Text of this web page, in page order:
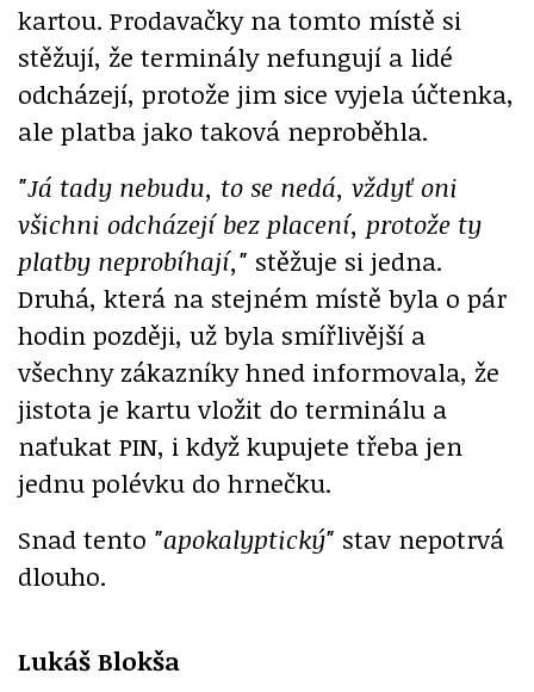
kartou. Prodavačky na tomto místě si
stěžují, že terminály nefungují a lidé
odcházejí, protože jim sice vyjela účtenka,
ale platba jako taková neproběhla.
"Já tady nebudu, to se nedá, vždyť oni
všichni odcházejí bez placení, protože ty
platby neprobíhají," stěžuje si jedna.
Druhá, která na stejném místě byla o pár
hodin později, už byla smířlivější a
všechny zákazníky hned informovala, že
jistota je kartu vložit do terminálu a
naťukat PIN, i když kupujete třeba jen
jednu polévku do hrnečku.
Snad tento "apokalyptický" stav nepotrvá
dlouho.
Lukáš Blokša